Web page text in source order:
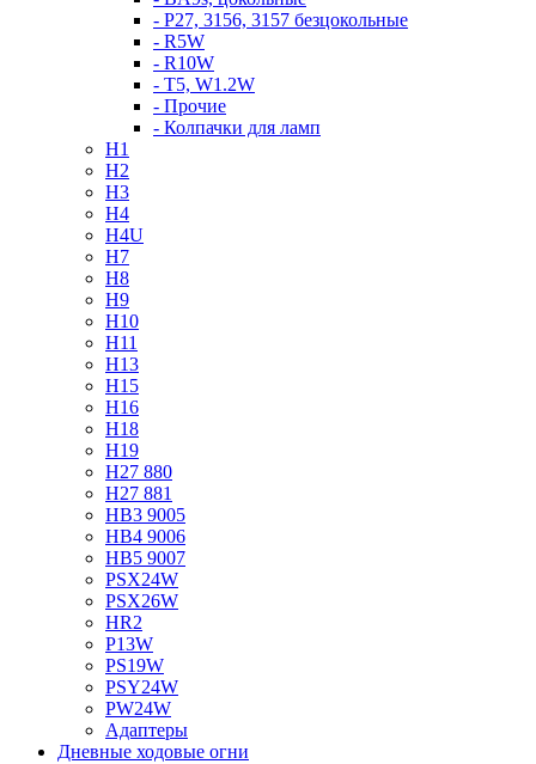
- P27, 3156, 3157 безцокольные
- R5W
- R10W
- T5, W1.2W
- Прочие
- Колпачки для ламп
H1
H2
H3
H4
H4U
H7
H8
H9
H10
H11
H13
H15
H16
H18
H19
H27 880
H27 881
HB3 9005
HB4 9006
HB5 9007
PSX24W
PSX26W
HR2
P13W
PS19W
PSY24W
PW24W
Адаптеры
Дневные ходовые огни